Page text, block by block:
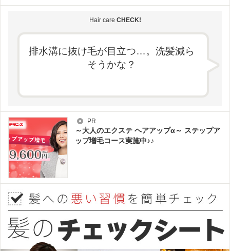
Hair care CHECK!
排水溝に抜け毛が目立つ…。洗髪減ら
そうかな？
PR
～大人のエクステ ヘアアップα～ ステップア
ップ増毛コース実施中♪♪